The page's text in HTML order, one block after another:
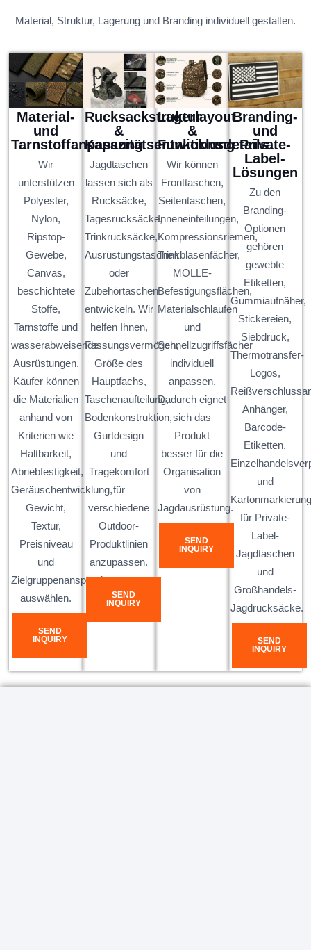
Material, Struktur, Lagerung und Branding individuell gestalten.
Material-
und
Tarnstoffanpassung
Wir
unterstützen
Polyester,
Nylon,
Ripstop-
Gewebe,
Canvas,
beschichtete
Stoffe,
Tarnstoffe und
wasserabweisende
Ausrüstungen.
Käufer können
die Materialien
anhand von
Kriterien wie
Haltbarkeit,
Abriebfestigkeit,
Geräuschentwicklung,
Gewicht,
Textur,
Preisniveau
und
Zielgruppenansprache
auswählen.
SEND
INQUIRY
Rucksackstruktur
&
Kapazitätsentwicklung
Jagdtaschen
lassen sich als
Rucksäcke,
Tagesrucksäcke,
Trinkrucksäcke,
Ausrüstungstaschen
oder
Zubehörtaschen
entwickeln. Wir
helfen Ihnen,
Fassungsvermögen,
Größe des
Hauptfachs,
Taschenaufteilung,
Bodenkonstruktion,
Gurtdesign
und
Tragekomfort
für
verschiedene
Outdoor-
Produktlinien
anzupassen.
SEND
INQUIRY
Lagerlayout
&
Funktionsdetails
Wir können
Fronttaschen,
Seitentaschen,
Inneneinteilungen,
Kompressionsriemen,
Trinkblasenfächer,
MOLLE-
Befestigungsflächen,
Materialschlaufen
und
Schnellzugriffsfächer
individuell
anpassen.
Dadurch eignet
sich das
Produkt
besser für die
Organisation
von
Jagdausrüstung.
SEND
INQUIRY
Branding-
und
Private-
Label-
Lösungen
Zu den
Branding-
Optionen
gehören
gewebte
Etiketten,
Gummiaufnäher,
Stickereien,
Siebdruck,
Thermotransfer-
Logos,
Anhänger,
Barcode-
Etiketten,
und
für Private-
Label-
Jagdtaschen
und
Großhandels-
Jagdrucksäcke.
SEND
INQUIRY